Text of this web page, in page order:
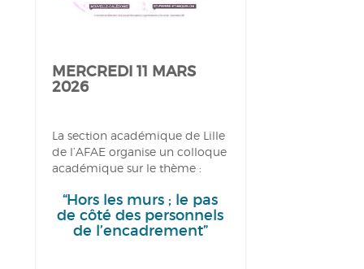
MERCREDI 11 MARS
2026
La section académique de Lille
de l’AFAE organise un colloque
académique sur le thème :
“Hors les murs ; le pas
de côté des personnels
de l’encadrement”